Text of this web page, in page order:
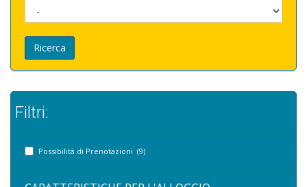
Ricerca
Filtri:
Possibilità di Prenotazioni (9)